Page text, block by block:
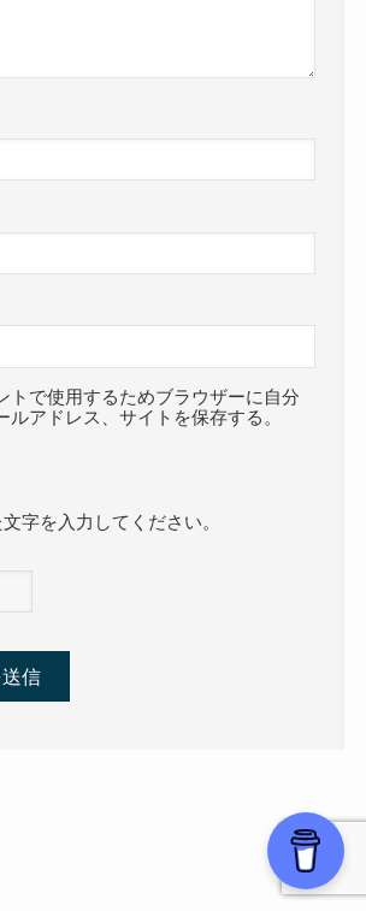
トで使用するためブラウザーに自分
ルアドレス、サイトを保存する。
文字を入力してください。